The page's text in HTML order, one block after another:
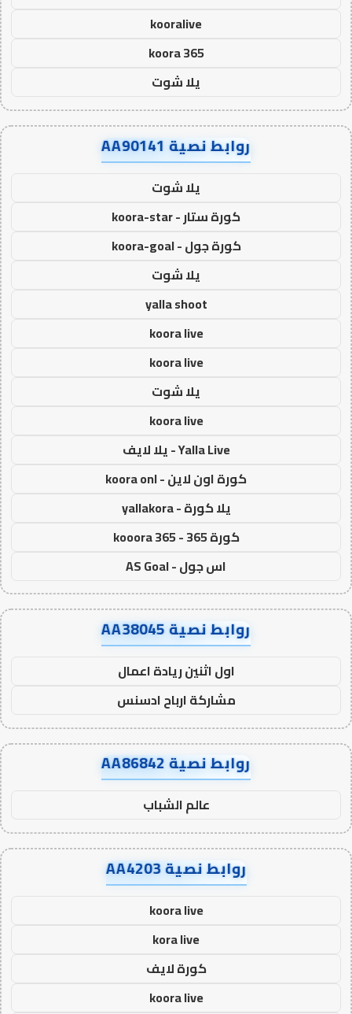
kooralive
koora 365
يلا شوت
روابط نصية AA90141
يلا شوت
كورة ستار - koora-star
كورة جول - koora-goal
يلا شوت
yalla shoot
koora live
koora live
يلا شوت
koora live
Yalla Live - يلا لايف
كورة اون لاين - koora onl
يلا كورة - yallakora
كورة 365 - kooora 365
اس جول - AS Goal
روابط نصية AA38045
اول اثنين ريادة اعمال
مشاركة ارباح ادسنس
روابط نصية AA86842
عالم الشباب
روابط نصية AA4203
koora live
kora live
كورة لايف
koora live